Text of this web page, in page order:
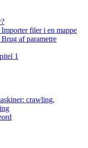
filer i en mappe
af parametre
1
crawling,